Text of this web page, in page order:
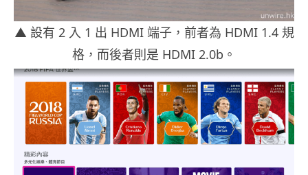
▲ 設有 2 入 1 出 HDMI 端子，前者為 HDMI 1.4 規
格，而後者則是 HDMI 2.0b。